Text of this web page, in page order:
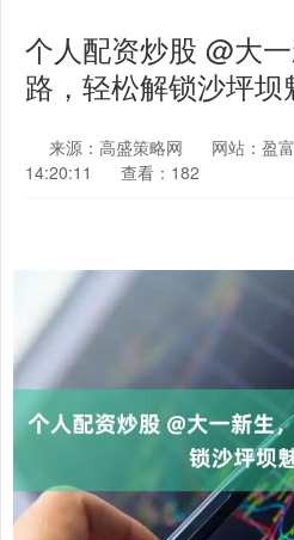
个人配资炒股 @大
路，轻松解锁沙坪
来源：高盛策略网 网站：盈
14:20:11
查看：182